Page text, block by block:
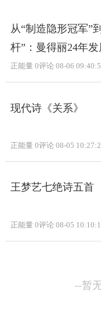
从“制造隐形冠军”
杆”：曼得丽24年
正能量 0评论 08-06
现代诗《关系》
正能量 0评论 08-05
王梦艺七绝诗五首
正能量 0评论 08-05
--暂